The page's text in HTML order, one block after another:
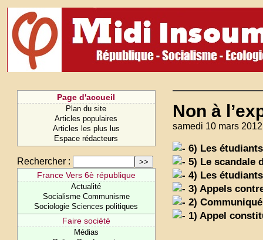
Page d'accueil
Plan du site
Articles populaires
Articles les plus lus
Espace rédacteurs
Rechercher :
France Vers 6è république
Actualité
Socialisme Communisme
Sociologie Sciences politiques
Faire société
Médias
Non à
samedi 10 mars
6) Les
5) Le scandale
4) Les
3) Appels
2)
1) Appel